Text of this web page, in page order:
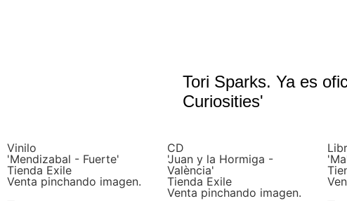
Tori Sparks. Ya es
Curiosities'
Vinilo
'Mendizabal - Fuerte'
Tienda Exile
Venta pinchando imagen.
CD
'Juan y la Hormiga -
València'
Tienda Exile
Venta pinchando imagen.